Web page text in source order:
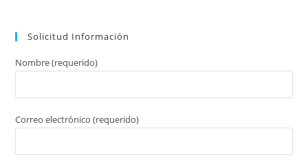
Solicitud Información
Nombre (requerido)
Correo electrónico (requerido)